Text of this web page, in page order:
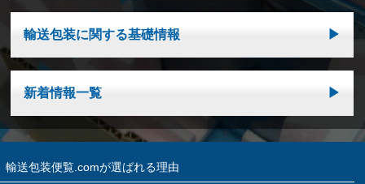
輸送包装に関する基礎情報
新着情報一覧
輸送包装便覧.comが選ばれる理由